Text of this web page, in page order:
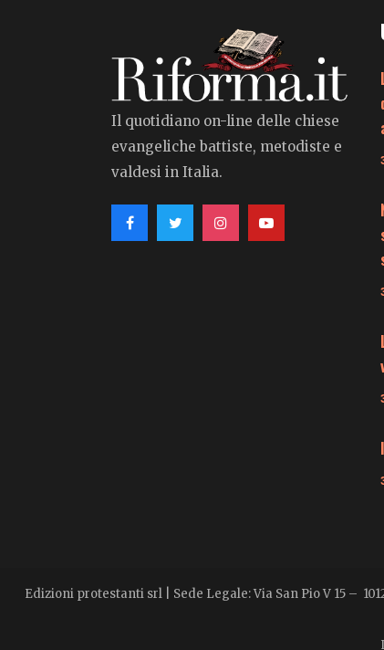
Il quotidiano on-line delle chiese
evangeliche battiste, metodiste e
valdesi in Italia.
Edizioni protestanti srl | Sede Legale: Via San Pio V 15 –